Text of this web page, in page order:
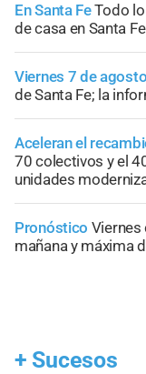
En Santa FeTodo
de casa en Santa
Viernes 7 de
de Santa Fe; la
Aceleran el
70 colectivos y el
unidades
Pronóstico Viernes
mañana y máxima
+ Sucesos